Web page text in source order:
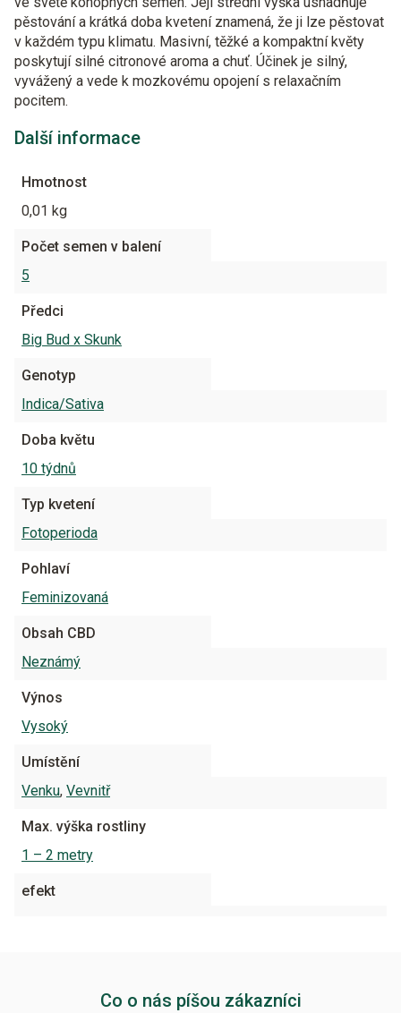
pěstování a krátká doba kvetení znamená, že ji lze pěstovat
v každém typu klimatu. Masivní, těžké a kompaktní květy
poskytují silné citronové aroma a chuť. Účinek je silný,
vyvážený a vede k mozkovému opojení s relaxačním
pocitem.
Další informace
Hmotnost
0,01 kg
Počet semen v balení
5
Předci
Big Bud x Skunk
Genotyp
Indica/Sativa
Doba květu
10 týdnů
Typ kvetení
Fotoperioda
Pohlaví
Feminizovaná
Obsah CBD
Neznámý
Výnos
Vysoký
Umístění
Venku, Vevnitř
Max. výška rostliny
1 – 2 metry
efekt
Co o nás píšou zákazníci